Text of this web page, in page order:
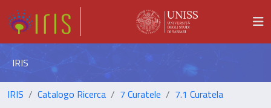
IRIS
IRIS Catalogo Ricerca 7 Curatele 7.1 Curatela